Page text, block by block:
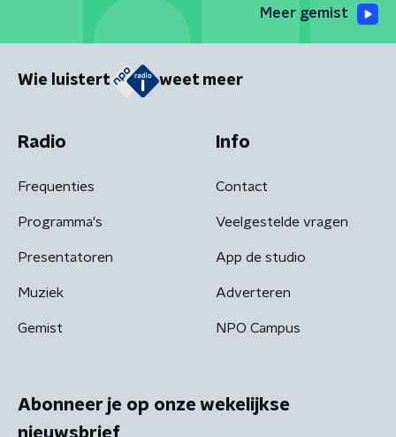
Meer gemist
Wie luistert weet meer
Radio
Frequenties
Programma's
Presentatoren
Muziek
Gemist
Info
Contact
Veelgestelde vragen
App de studio
Adverteren
NPO Campus
Abonneer je op onze wekelijkse
nieuwsbrief